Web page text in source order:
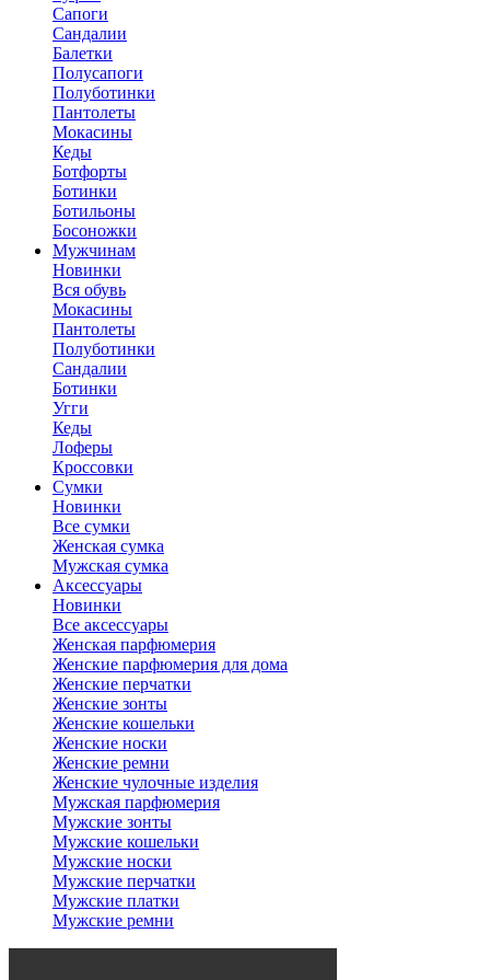
Сапоги
Сандалии
Балетки
Полусапоги
Полуботинки
Пантолеты
Мокасины
Кеды
Ботфорты
Ботинки
Ботильоны
Босоножки
Мужчинам
Новинки
Вся обувь
Мокасины
Пантолеты
Полуботинки
Сандалии
Ботинки
Угги
Кеды
Лоферы
Кроссовки
Сумки
Новинки
Все сумки
Женская сумка
Мужская сумка
Аксессуары
Новинки
Все аксессуары
Женская парфюмерия
Женские парфюмерия для дома
Женские перчатки
Женские зонты
Женские кошельки
Женские носки
Женские ремни
Женские чулочные изделия
Мужская парфюмерия
Мужские зонты
Мужские кошельки
Мужские носки
Мужские перчатки
Мужские платки
Мужские ремни